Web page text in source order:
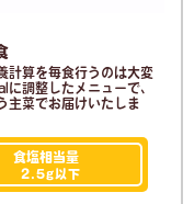
計算を毎食行うのは大変
調整したメニューで、
主菜でお届けいたしま
食塩相当量
2.5g 以下